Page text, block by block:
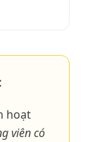
hoạt
viên có